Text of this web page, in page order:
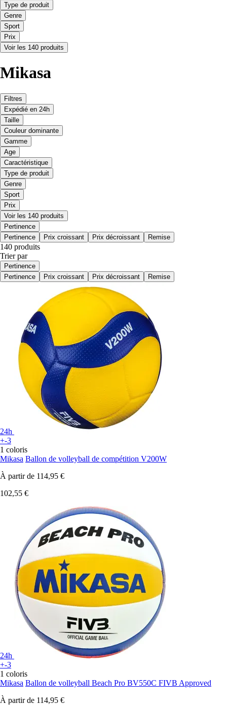
Type de produit
Genre
Sport
Prix
Voir les 140 produits
Mikasa
Filtres
Expédié en 24h
Taille
Couleur dominante
Gamme
Age
Caractéristique
Type de produit
Genre
Sport
Prix
Voir les 140 produits
Pertinence
Pertinence
Prix croissant Prix décroissant Remise
140 produits
Trier par
Pertinence
Pertinence
Prix croissant Prix décroissant Remise
24h
+-3
1 coloris
Mikasa Ballon de volleyball de compétition V200W
À partir de 114,95 €
102,55 €
24h
+-3
1 coloris
Mikasa Ballon de volleyball Beach Pro BV550C FIVB Approved
À partir de 114,95 €